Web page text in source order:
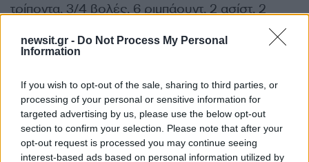
newsit.gr - Do Not Process My Personal
Information
If you wish to opt-out of the sale, sharing to third parties, or
processing of your personal or sensitive information for
targeted advertising by us, please use the below opt-out
section to confirm your selection. Please note that after your
opt-out request is processed you may continue seeing
interest-based ads based on personal information utilized by
τρίποντα, 3/4 βολές, 6 ριμπάουντ, 2 ασίστ, 2
Πραντίγια 10 (2/4 τρίποντα), Ντε Λαρέα 1 (2
Μοντέρο 29 (5/6 δίποντα, 4/6 τρίποντα, 7/7
βολές, 7 ριμπάουντ, 7 ασίστ, 3 κλεψίματα, 4
λάθη), Μουρ 2, Σακό 2, Τόμπσον 8 (2), Κοστέλο 1
(0/3 τρίποντα, 5 ριμπάουντ).